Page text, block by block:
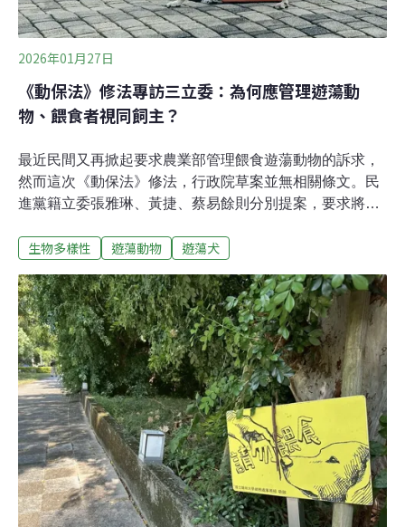
2026年01月27日
《動保法》修法專訪三立委：為何應管理遊蕩動
物、餵食者視同飼主？
最近民間又再掀起要求農業部管理餵食遊蕩動物的訴求，
然而這次《動保法》修法，行政院草案並無相關條文。民
進黨籍立委張雅琳、黃捷、蔡易餘則分別提案，要求將餵
熱區並禁止餵食；將遊蕩動物對人類及生態環境的衝擊跟
於28、29日排審動保法，有動保人士把立委提案形容為遊
蕩動物「餓死條款」，甚至明言年底選舉要把提案立委拉
下台。《環境資訊中心》訪問三名立委，了解其修法目
的，以及如何面對黨內及民間不同意見。張雅琳︰立委壓
力也很大，希望政府整體盤點遊蕩動物造成的問題民進黨
不分區立委張雅琳持續接獲各地反映，針對餵食遊蕩動物
的爭議意見不斷。張雅琳坦言，議題不分藍綠陣營，很多
立委的選區，都有民眾餵飼遊蕩犬習慣，「對有選區壓力
的委員來說，真的會掙扎。因為立法後，第一個要面對的
往往就是自己的鄉親。」張雅琳主張應先以科學研究
生物多樣性 遊蕩動物 遊蕩犬